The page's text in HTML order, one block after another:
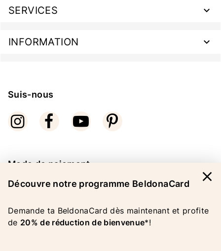
SERVICES
INFORMATION
Suis-nous
Mode de paiement
Découvre notre programme BeldonaCard
Demande ta BeldonaCard dès maintenant et profite
de 20% de réduction de bienvenue*!
close